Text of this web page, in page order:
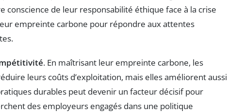
conscience de leur responsabilité éthique face à la crise
empreinte carbone pour répondre aux attentes
. En maîtrisant leur empreinte carbone, les
leurs coûts d’exploitation, mais elles améliorent aussi
durables peut devenir un facteur décisif pour
des employeurs engagés dans une politique